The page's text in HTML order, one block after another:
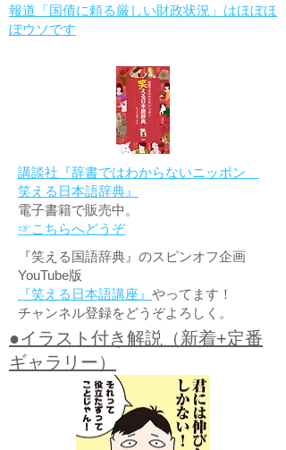
報道「国債に頼る厳しい財政状況」はほぼほ
ぼウソです
講談社『辞書ではわからないニッポン
笑える日本語辞典』
電子書籍で販売中。
☞こちらへどうぞ
『笑える国語辞典』のスピンオフ企画
YouTube版
『笑える日本語講座』 やってます！
チャンネル登録をどうぞよろしく。
●イラスト付き解説（新着+定番
ギャラリー）